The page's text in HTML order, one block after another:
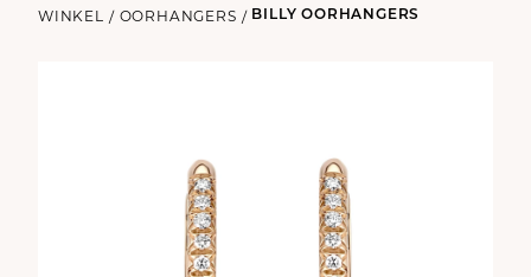
WINKEL / OORHANGERS / BILLY OORHANGERS